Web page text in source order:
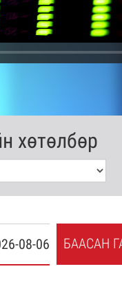
хөтөлбөр
08-06 БААСАН